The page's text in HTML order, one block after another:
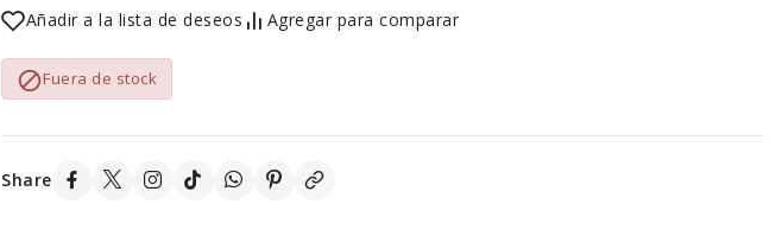
Añadir a la lista de deseos Agregar para comparar
Fuera de stock
Share